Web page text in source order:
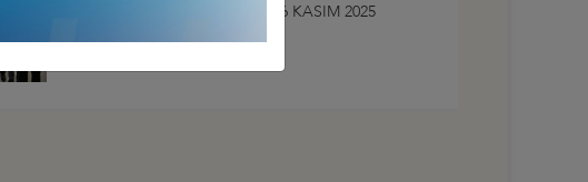
KARŞILAMA RESEPSİYONU, 16 KASIM 2025
Dünya Türk İş Konseyi